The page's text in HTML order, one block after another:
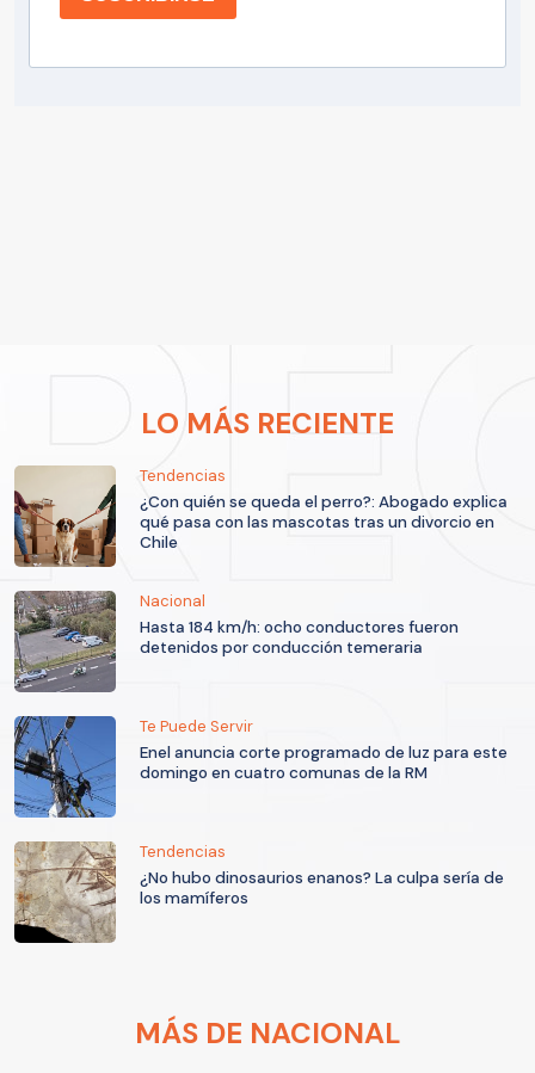
LO MÁS RECIENTE
Tendencias
¿Con quién se queda el perro?: Abogado explica
qué pasa con las mascotas tras un divorcio en
Chile
Nacional
Hasta 184 km/h: ocho conductores fueron
detenidos por conducción temeraria
Te Puede Servir
Enel anuncia corte programado de luz para este
domingo en cuatro comunas de la RM
Tendencias
¿No hubo dinosaurios enanos? La culpa sería de
los mamíferos
MÁS DE NACIONAL